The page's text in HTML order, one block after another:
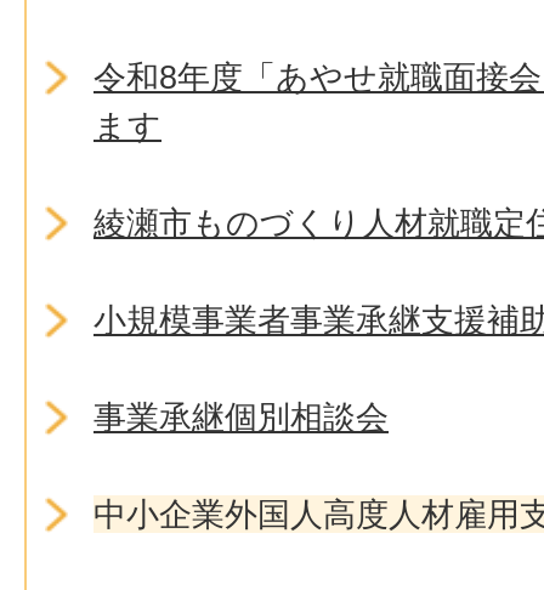
令和8年度「あやせ就職面接
ます
綾瀬市ものづくり人材就職定
小規模事業者事業承継支援補
事業承継個別相談会
中小企業外国人高度人材雇用